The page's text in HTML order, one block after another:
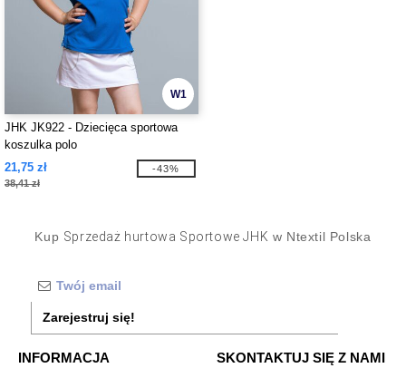
W1
JHK JK922 - Dziecięca sportowa
koszulka polo
21,75 zł
38,41 zł
-43%
Kup Sprzedaż hurtowa Sportowe JHK w Ntextil Polska
Zarejestruj się!
INFORMACJA SKONTAKTUJ SIĘ Z NAMI